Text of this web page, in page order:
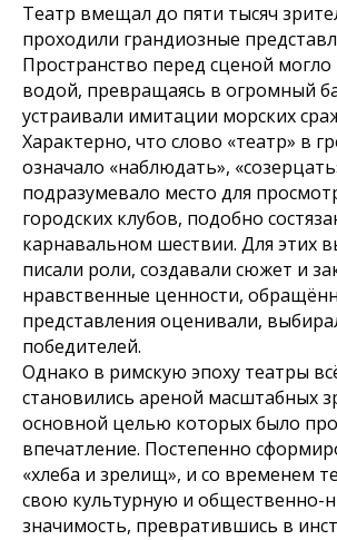
Театр вмещал до пяти тысяч
проходили грандиозные
Пространство перед сценой могло
водой, превращаясь в огромный
устраивали имитации морских
Характерно, что слово «театр» в
означало «наблюдать»,
подразумевало место для
городских клубов, подобно
карнавальном шествии. Для этих
писали роли, создавали сюжет и
нравственные ценности,
представления оценивали,
победителей.
Однако в римскую эпоху театры
становились ареной масштабных
основной целью которых было
впечатление. Постепенно
«хлеба и зрелищ», и со временем
свою культурную и общественно-
значимость, превратившись в